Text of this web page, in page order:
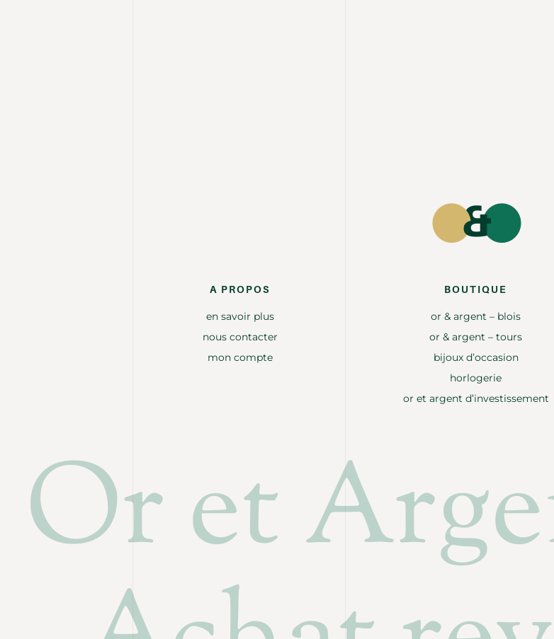
A PROPOS
en savoir plus
nous contacter
mon compte
BOUTIQUE
or & argent – blois
or & argent – tours
bijoux d’occasion
horlogerie
or et argent d’investissement
Or et